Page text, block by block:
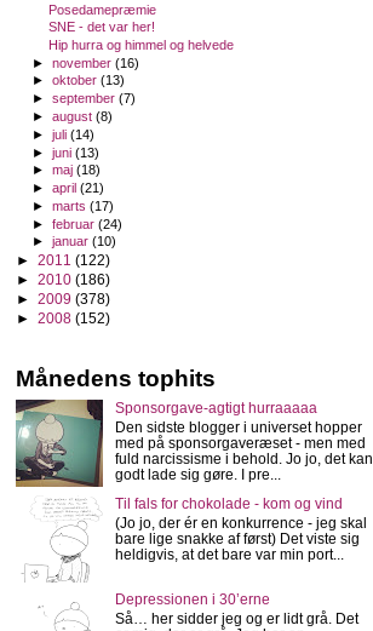
Posedamepræmie
SNE - det var her!
Hip hurra og himmel og helvede
►november(16)
►oktober(13)
►september(7)
►august(8)
►juli(14)
►juni(13)
►maj(18)
►april(21)
►marts(17)
►februar(24)
►januar(10)
► 2011 (122)
► 2010 (186)
► 2009 (378)
► 2008 (152)
Månedens tophits
Sponsorgave-agtigt hurraaaaa
Den sidste blogger i universet hopper
med på sponsorgaveræset - men med
fuld narcissisme i behold. Jo jo, det kan
godt lade sig gøre. I pre...
Til fals for chokolade - kom og vind
(Jo jo, der ér en konkurrence - jeg skal
bare lige snakke af først) Det viste sig
heldigvis, at det bare var min port...
Depressionen i 30’erne
Så… her sidder jeg og er lidt grå. Det